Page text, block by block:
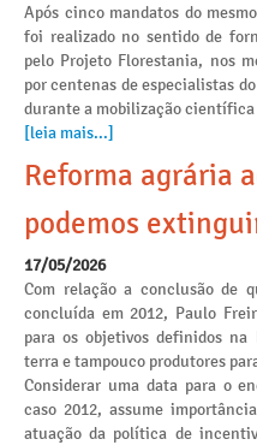
Após cinco mandatos do
foi realizado no sentido de
pelo Projeto Florestania, nos
por centenas de especialistas
durante a mobilização científica
[leia mais...]
Reforma agrária
podemos
17/05/2026
Com relação a conclusão de
concluída em 2012, Paulo
para os objetivos definidos
terra e tampouco produtores
Considerar uma data para o
caso 2012, assume
atuação da política de